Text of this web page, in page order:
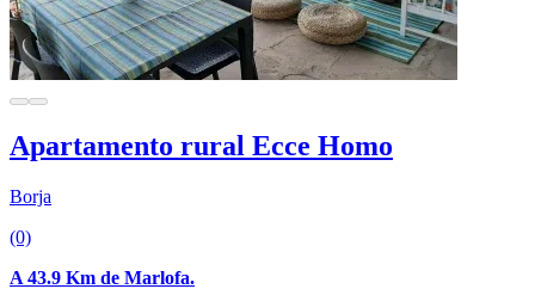
Apartamento rural Ecce Homo
Borja
(0)
A 43.9 Km de Marlofa.